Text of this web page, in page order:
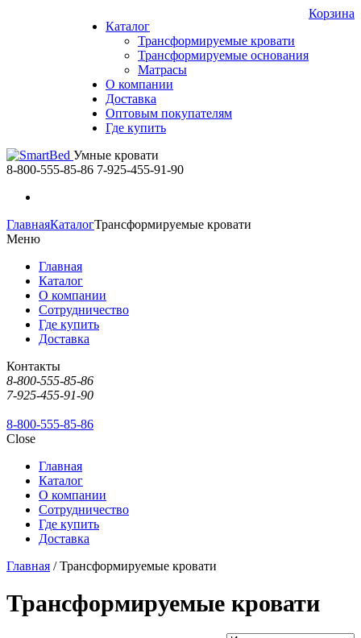
Каталог
Трансформируемые кровати
Трансформируемые основания
Матрасы
О компании
Доставка
Оптовым покупателям
Где купить
Корзина
Умные кровати
8-800-555-85-86 7-925-455-91-90
ГлавнаяКаталогТрансформируемые кровати
Меню
Главная
Каталог
О компании
Сотрудничество
Где купить
Доставка
Контакты
8-800-555-85-86
7-925-455-91-90
8-800-555-85-86
Close
Главная
Каталог
О компании
Сотрудничество
Где купить
Доставка
Главная / Трансформируемые кровати
Трансформируемые кровати